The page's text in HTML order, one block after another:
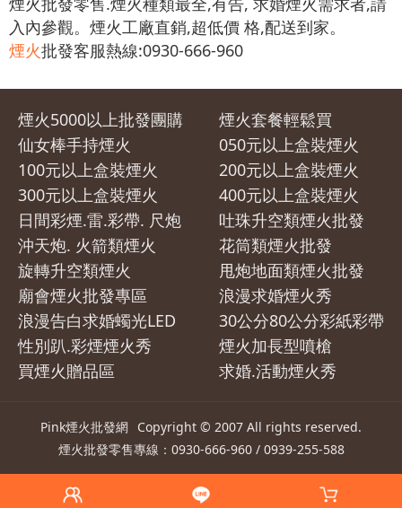
入內參觀。煙火工廠直銷,超低價 格,配送到家。
煙火批發客服熱線:0930-666-960
煙火5000以上批發團購
煙火套餐輕鬆買
仙女棒手持煙火
050元以上盒裝煙火
100元以上盒裝煙火
200元以上盒裝煙火
300元以上盒裝煙火
400元以上盒裝煙火
日間彩煙.雷.彩帶. 尺炮
吐珠升空類煙火批發
沖天炮. 火箭類煙火
花筒類煙火批發
旋轉升空類煙火
甩炮地面類煙火批發
廟會煙火批發專區
浪漫求婚煙火秀
浪漫告白求婚蠋光LED
30公分80公分彩紙彩帶
性別趴.彩煙煙火秀
煙火加長型噴槍
買煙火贈品區
求婚.活動煙火秀
Pink煙火批發網 Copyright © 2007 All rights reserved.
煙火批發零售專線：0930-666-960 / 0939-255-588